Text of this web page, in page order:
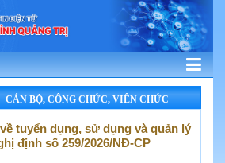
CÁN BỘ, CÔNG CHỨC, VIÊN CHỨC
tuyển dụng, sử dụng và quản lý
định số 259/2026/NĐ-CP